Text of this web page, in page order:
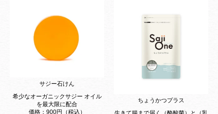
サジー石けん
希少なオーガニックサジー オイル
を最大限に配合
価格：900円（税込）
ちょうかつプラス